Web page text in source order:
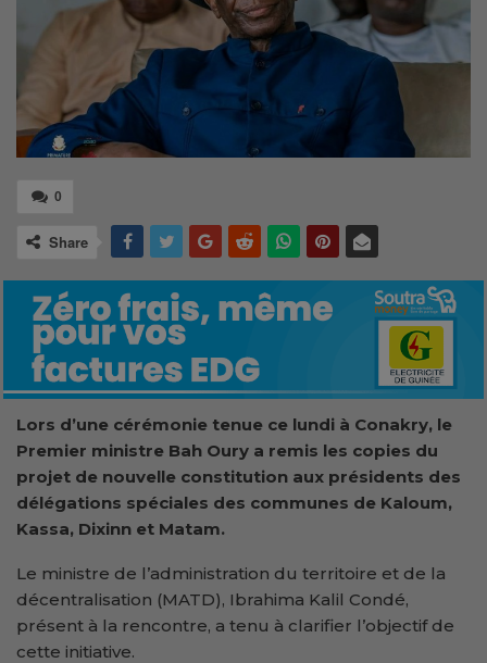
0
Share
Lors d’une cérémonie tenue ce lundi à Conakry, le
Premier ministre Bah Oury a remis les copies du
projet de nouvelle constitution aux présidents des
délégations spéciales des communes de Kaloum,
Kassa, Dixinn et Matam.
Le ministre de l’administration du territoire et de la
décentralisation (MATD), Ibrahima Kalil Condé,
présent à la rencontre, a tenu à clarifier l’objectif de
cette initiative.